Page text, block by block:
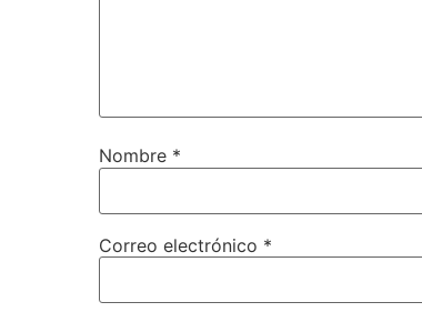
Nombre *
Correo electrónico *